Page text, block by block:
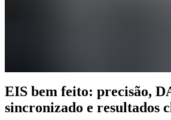
EIS bem feito: precisão,
sincronizado e resultados